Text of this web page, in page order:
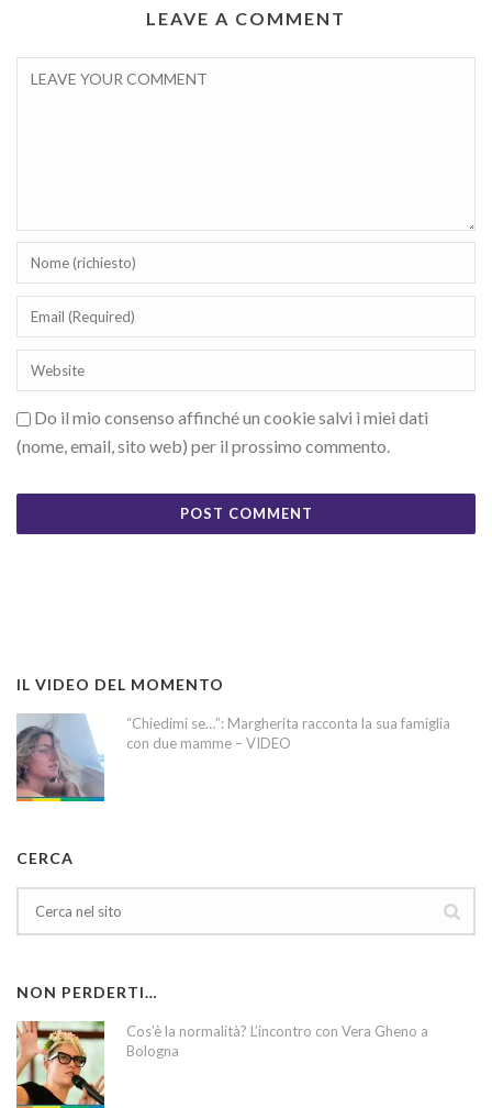
LEAVE A COMMENT
Do il mio consenso affinché un cookie salvi i miei dati
(nome, email, sito web) per il prossimo commento.
IL VIDEO DEL MOMENTO
“Chiedimi se…”: Margherita racconta la sua famiglia
con due mamme – VIDEO
CERCA
NON PERDERTI…
Cos’è la normalità? L’incontro con Vera Gheno a
Bologna